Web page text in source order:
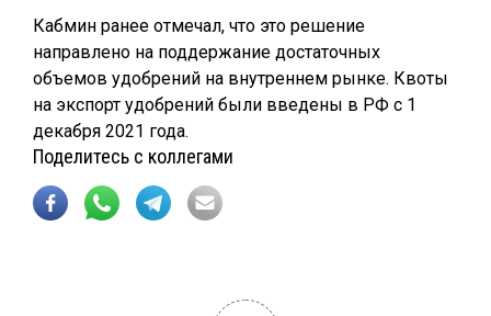
Кабмин ранее отмечал, что это решение
направлено на поддержание достаточных
объемов удобрений на внутреннем рынке. Квоты
на экспорт удобрений были введены в РФ с 1
декабря 2021 года.
Поделитесь с коллегами